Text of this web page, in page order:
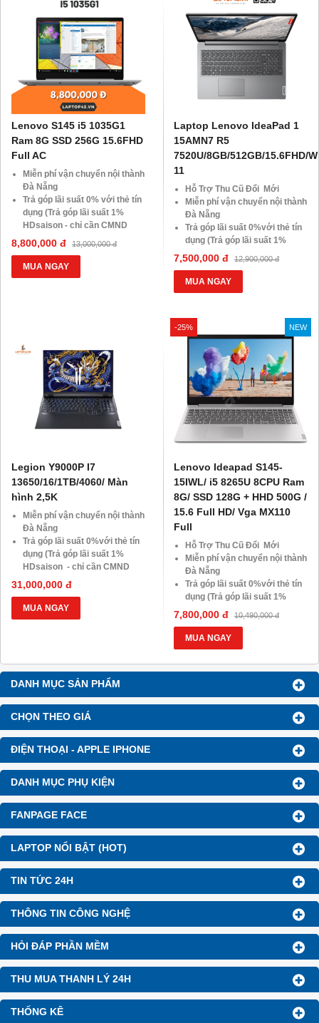
DANH MỤC SẢN PHẨM
CHỌN THEO GIÁ
ĐIỆN THOẠI - APPLE IPHONE
DANH MỤC PHỤ KIỆN
FANPAGE FACE
LAPTOP NỔI BẬT (HOT)
TIN TỨC 24H
THÔNG TIN CÔNG NGHỆ
HỎI ĐÁP PHẦN MỀM
THU MUA THANH LÝ 24H
THỐNG KÊ
Lenovo S145 i5 1035G1
Ram 8G SSD 256G 15.6FHD
Full AC
Miễn phí vận chuyển nội thành
Đà Nẵng
Trả góp lãi suất 0% với thẻ tín
dụng (Trả góp lãi suất 1%
HDsaison - chỉ cần CMND
BLX hoặc hộ khẩu gốc)
Giảm 20% khi nâng cấp Ram-
SSD
Giảm giá trực tiếp đối với
8,800,000 đ 13,000,000 đ
MUA NGAY
Laptop Lenovo IdeaPad 1
15AMN7 R5
7520U/8GB/512GB/15.6FHD/
11
Hỗ Trợ Thu Cũ Đổi Mới
Miễn phí vận chuyển nội thành
Đà Nẵng
Trả góp lãi suất 0%với thẻ tín
dụng (Trả góp lãi suất 1%
HDsaison - chỉ cần CMND
BLX hoặc hộ khẩu gốc )
Giảm 20%khi nâng cấp Ram-
SSD
khách hàng ở xa, HSSV . Săn
10.000 Voucher Giảm
7,500,000 đ 12,900,000 đ
MUA NGAY
Legion Y9000P I7
13650/16/1TB/4060/ Màn
hình 2,5K
Miễn phí vận chuyển nội thành
Đà Nẵng
Trả góp lãi suất 0%với thẻ tín
dụng (Trả góp lãi suất 1%
HDsaison - chỉ cần CMND
BLX hoặc hộ khẩu gốc )
Giảm 20%khi nâng cấp Ram-
SSD
Giảm giá trực tiếp đối với
31,000,000 đ
MUA NGAY
-25% NEW
Lenovo Ideapad S145-
15IWL/ i5 8265U 8CPU Ram
8G/ SSD 128G + HHD 500G /
15.6 Full HD/ Vga MX110
Full
Hỗ Trợ Thu Cũ Đổi Mới
Miễn phí vận chuyển nội thành
Đà Nẵng
Trả góp lãi suất 0%với thẻ tín
dụng (Trả góp lãi suất 1%
HDsaison - chỉ cần CMND
BLX hoặc hộ khẩu gốc )
Giảm 20%khi nâng cấp Ram-
SSD
khách hàng ở xa, HSSV . Săn
Giá 500.000đ
7,800,000 đ 10,490,000 đ
MUA NGAY